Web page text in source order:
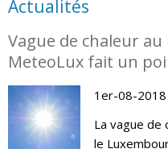
Actualités
Vague de chaleur
MeteoLux fait un
1er-08-2018
La vague de
le